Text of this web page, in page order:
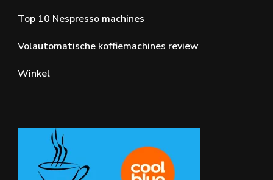
Top 10 Nespresso machines
Volautomatische koffiemachines review
Winkel